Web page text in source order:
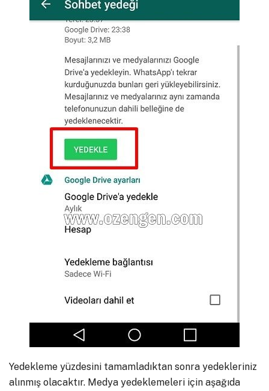
Yedekleme yüzdesini tamamladıktan sonra yedekleriniz
alınmış olacaktır. Medya yedeklemeleri için aşağıda